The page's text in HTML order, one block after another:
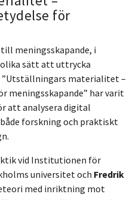
för
meningsskapande, i
sätt att uttrycka
materialitet –
meningsskapande” har varit
att analysera digital
forskning och praktiskt
vid Institutionen för
universitet och Fredrik
med inriktning mot